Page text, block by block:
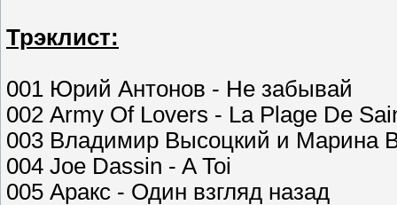
Трэклист:
001 Юрий Антонов - Не забывай
002 Army Of Lovers - La Plage De
003 Владимир Высоцкий и Марина
004 Joe Dassin - A Toi
005 Аракс - Один взгляд назад